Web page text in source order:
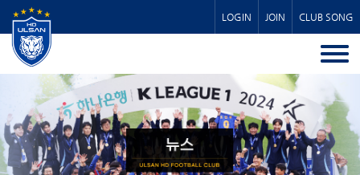
LOGIN JOIN CLUB SONG